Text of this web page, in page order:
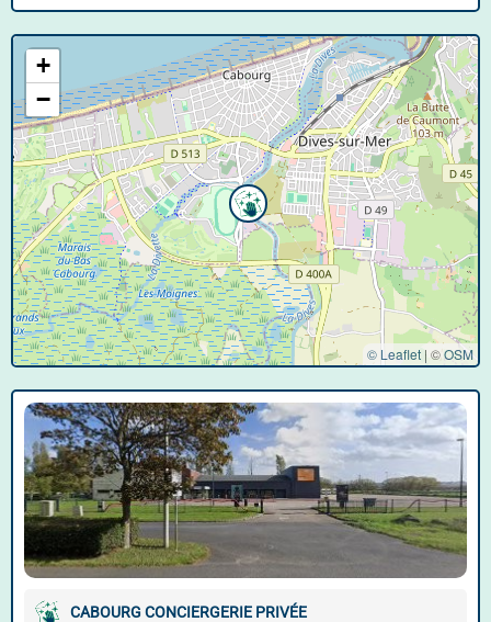
+
−
© Leaflet | ©OSM
CABOURG CONCIERGERIE PRIVÉE